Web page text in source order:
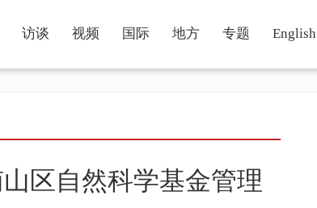
访谈 视频 国际 地方 专题 English
区自然科学基金管理